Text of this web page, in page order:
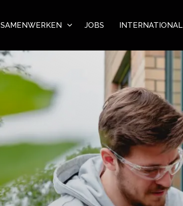
SAMENWERKEN JOBS INTERNATIONAL